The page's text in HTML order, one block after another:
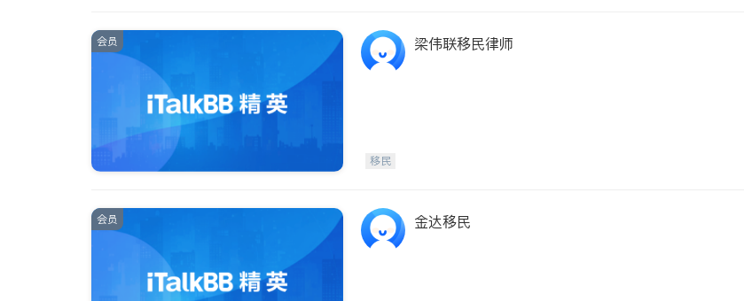
会员 梁伟联移民律师
移民
会员 金达移民